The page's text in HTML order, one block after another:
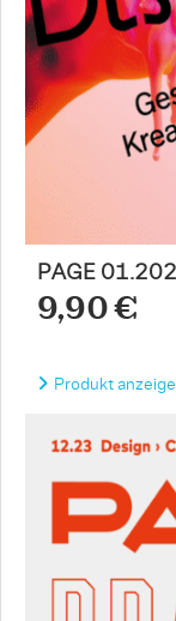
PAGE
9,90 €
Produkt